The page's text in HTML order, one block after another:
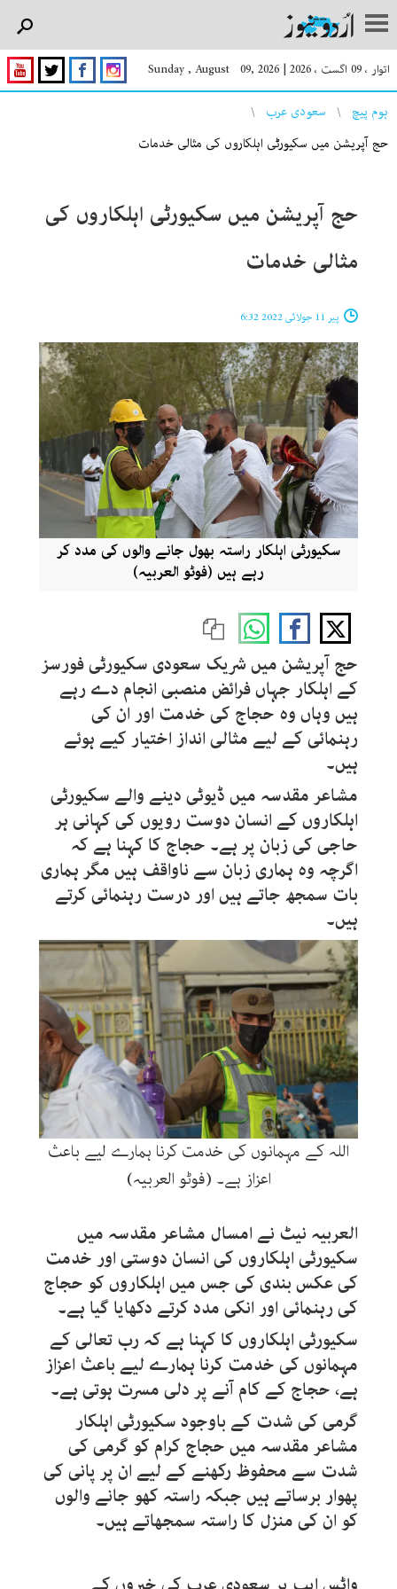
اتوار ، 09 اگست ، 2026 |
Sunday , August 09, 2026
You are here
ہوم پیچ
سعودی عرب
حج آپریشن میں سکیورٹی اہلکاروں کی مثالی خدمات
حج آپریشن میں سکیورٹی اہلکاروں کی
مثالی خدمات
پیر 11 جولائی 2022 6:32
سکیورٹی اہلکار راستہ بھول جانے والوں کی مدد کر
رہے ہیں (فوٹو العربیہ)
حج آپریشن میں شریک سعودی سکیورٹی فورسز
کے اہلکار جہاں فرائض منصبی انجام دے رہے
ہیں وہاں وہ حجاج کی خدمت اور ان کی
رہنمائی کے لیے مثالی انداز اختیار کیے ہوئے
ہیں۔
مشاعر مقدسہ میں ڈیوٹی دینے والے سکیورٹی
اہلکاروں کے انسان دوست رویوں کی کہانی ہر
حاجی کی زبان پر ہے۔ حجاج کا کہنا ہے کہ
اگرچہ وہ ہماری زبان سے ناواقف ہیں مگر ہماری
بات سمجھ جاتے ہیں اور درست رہنمائی کرتے
ہیں۔
اللہ کے مہمانوں کی خدمت کرنا ہمارے لیے باعث
اعزاز ہے۔ (فوٹو العربیہ)
العربیہ نیٹ نے امسال مشاعر مقدسہ میں
سکیورٹی اہلکاروں کی انسان دوستی اور خدمت
کی عکس بندی کی جس میں اہلکاروں کو حجاج
کی رہنمائی اور انکی مدد کرتے دکھایا گیا ہے۔
سکیورٹی اہلکاروں کا کہنا ہے کہ رب تعالی کے
مہمانوں کی خدمت کرنا ہمارے لیے باعث اعزاز
ہے، حجاج کے کام آنے پر دلی مسرت ہوتی ہے۔
گرمی کی شدت کے باوجود سکیورٹی اہلکار
مشاعر مقدسہ میں حجاج کرام کو گرمی کی
شدت سے محفوظ رکھنے کے لیے ان پر پانی کی
پھوار برساتے ہیں جبکہ راستہ کھو جانے والوں
کو ان کی منزل کا راستہ سمجھاتے ہیں۔